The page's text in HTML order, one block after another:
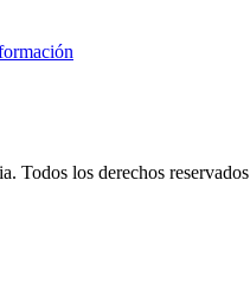
Todos los derechos reservados